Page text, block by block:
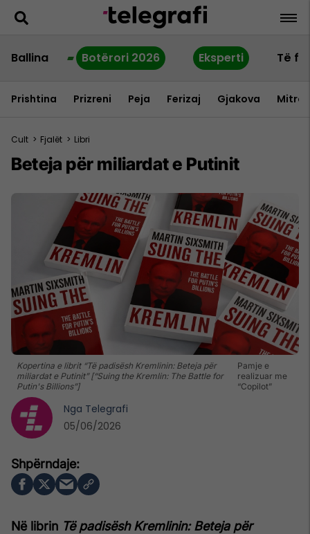
Ballina Botërori 2026 Eksperti Të
Prishtina Prizreni Peja Ferizaj Gjakova
Cult > Fjalët > Libri
Beteja për miliardat e Putinit
Kopertina e librit “Të padisësh Kremlinin: Beteja për
miliardat e Putinit” [“Suing the Kremlin: The Battle for
Putin's Billions”]
Pamje e
realizuar me
“Copilot”
Në librin Të padisësh Kremlinin: Beteja për
Nga Telegrafi
05/06/2026